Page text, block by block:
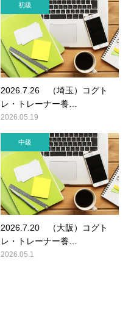
初級
2026.7.26 （埼玉）コグト
レ・トレーナー養…
2026.05.19
中級
2026.7.20 （大阪）コグト
レ・トレーナー養…
2026.05.1